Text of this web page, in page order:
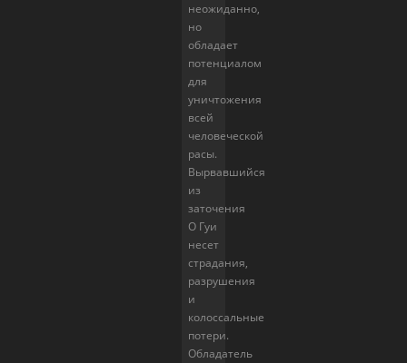
неожиданно,
но
обладает
потенциалом
для
уничтожения
всей
человеческой
расы.
Вырвавшийся
из
заточения
О Гуи
несет
страдания,
разрушения
и
колоссальные
потери.
Обладатель